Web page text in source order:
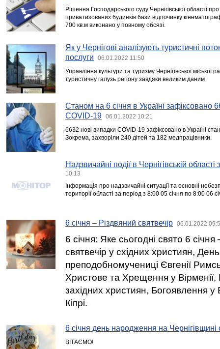
Рішення Господарського суду Чернігівської області
приватизованих будинків бази відпочинку
700 кв.м виконано у повному обсязі.
Як у Чернігові аналізують туристичні
послуги
06.01.2022 11:50
Управління культури та туризму Чернігівської міської
туристичну галузь регіону завдяки великим даним
Станом на 6 січня в Україні зафіксовано
COVID-19
06.01.2022 10:21
6632 нові випадки COVID-19 зафіксовано в Україні
Зокрема, захворіли 240 дітей та 182 медпрацівники.
Надзвичайні події в Чернігівській
10:13
Інформація про надзвичайні ситуації та основні
території області за період з 8:00 05 січня по 8:00 06
6 січня – Різдвяний святвечір 06.01.2022
6 січня: Яке сьогодні свято 6 січня
святвечір у східних християн,
преподобномучениці Євгенії
Христове та Хрещення у Вірменії,
західних християн, Богоявлення у
Кіпрі.
6 січня день народження на Чернігівщині
ВІТАЄМО!